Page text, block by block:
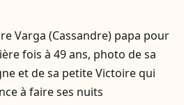
Varga (Cassandre) papa pour
fois à 49 ans, photo de sa
et de sa petite Victoire qui
à faire ses nuits